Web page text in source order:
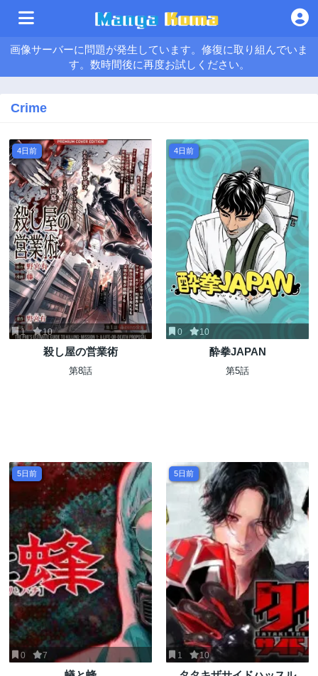
画像サーバーに問題が発生しています。修復に取り組んでいま
す。数時間後に再度お試しください。
Crime
4日前
1 10
殺し屋の営業術
第8話
4日前
0 10
酔拳JAPAN
第5話
5日前
0 7
5日前
1 10